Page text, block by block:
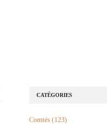
CATÉGORIES
Comtés (123)